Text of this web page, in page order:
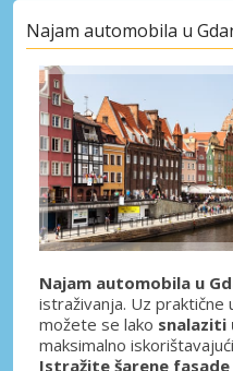
Najam automobila u
Najam automobila u
istraživanja. Uz praktične
možete se lako snalaziti
maksimalno
Istražite šarene